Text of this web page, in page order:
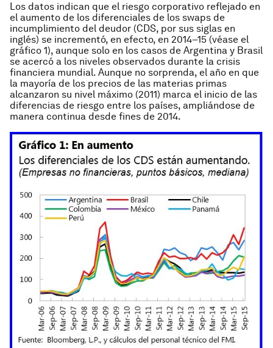
Los datos indican que el riesgo corporativo reflejado en
el aumento de los diferenciales de los swaps de
incumplimiento del deudor (CDS, por sus siglas en
inglés) se incrementó, en efecto, en 2014–15 (véase el
gráfico 1), aunque solo en los casos de Argentina y Brasil
se acercó a los niveles observados durante la crisis
financiera mundial. Aunque no sorprenda, el año en que
la mayoría de los precios de las materias primas
alcanzaron su nivel máximo (2011) marca el inicio de las
diferencias de riesgo entre los países, ampliándose de
manera continua desde fines de 2014.